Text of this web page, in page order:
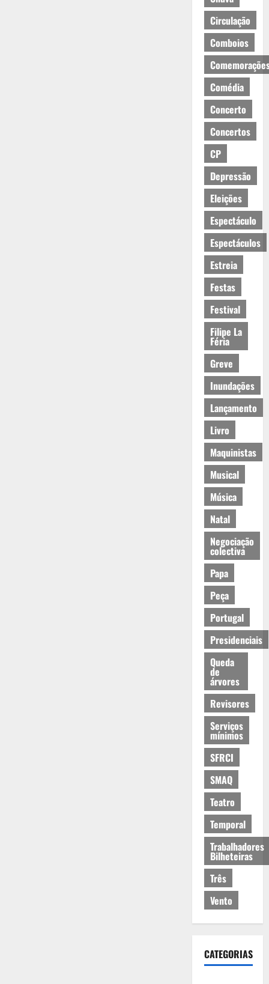
Circulação
Comboios
Comédia
Concerto
Concertos
CP
Depressão
Eleições
Espectáculo
Espectáculos
Estreia
Festas
Festival
Filipe La
Féria
Greve
Inundações
Lançamento
Livro
Maquinistas
Musical
Música
Natal
Negociação
colectiva
Papa
Peça
Portugal
Presidenciais
Queda
de
árvores
Revisores
Serviços
mínimos
SFRCI
SMAQ
Teatro
Temporal
Trabalhadores
Bilheteiras
Três
Vento
CATEGORIAS